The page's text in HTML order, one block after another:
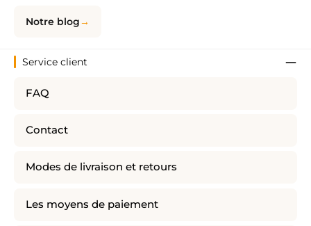
Notre blog
Service client
FAQ
Contact
Modes de livraison et retours
Les moyens de paiement